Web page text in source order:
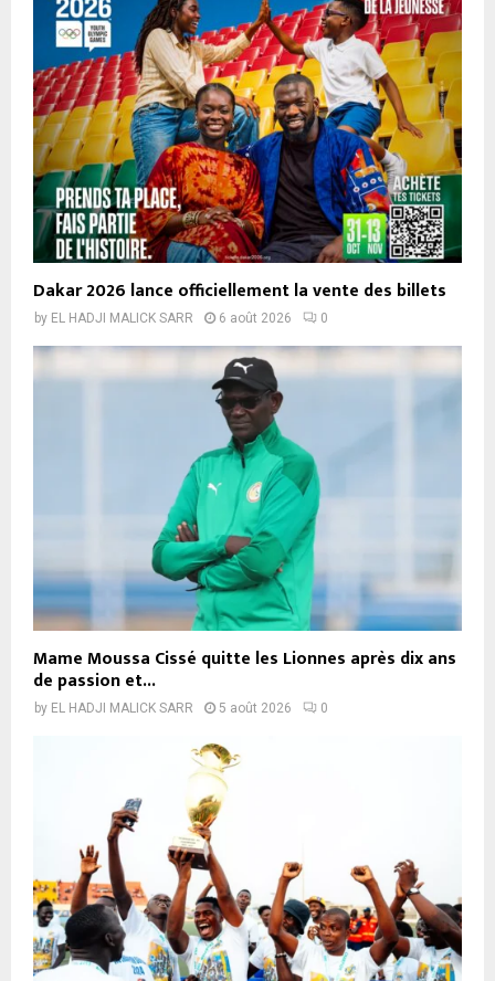
Dakar 2026 lance officiellement la vente des billets
by EL HADJI MALICK SARR 6 août 2026 0
Mame Moussa Cissé quitte les Lionnes après dix ans
de passion et...
by EL HADJI MALICK SARR 5 août 2026 0